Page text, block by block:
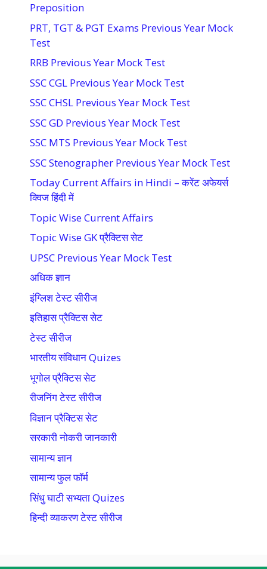
Preposition
PRT, TGT & PGT Exams Previous Year Mock
Test
RRB Previous Year Mock Test
SSC CGL Previous Year Mock Test
SSC CHSL Previous Year Mock Test
SSC GD Previous Year Mock Test
SSC MTS Previous Year Mock Test
SSC Stenographer Previous Year Mock Test
Today Current Affairs in Hindi – करेंट अफेयर्स
क्विज हिंदी में
Topic Wise Current Affairs
Topic Wise GK प्रैक्टिस सेट
UPSC Previous Year Mock Test
अधिक ज्ञान
इंग्लिश टेस्ट सीरीज
इतिहास प्रैक्टिस सेट
टेस्ट सीरीज
भारतीय संविधान Quizes
भूगोल प्रैक्टिस सेट
रीजनिंग टेस्ट सीरीज
विज्ञान प्रैक्टिस सेट
सरकारी नोकरी जानकारी
सामान्य ज्ञान
सामान्य फुल फॉर्म
सिंधु घाटी सभ्यता Quizes
हिन्दी व्याकरण टेस्ट सीरीज